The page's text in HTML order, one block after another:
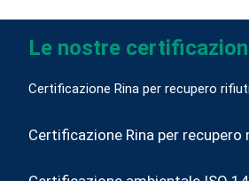
Le nostre
Certificazione Rina per recupero
Certificazione Rina per